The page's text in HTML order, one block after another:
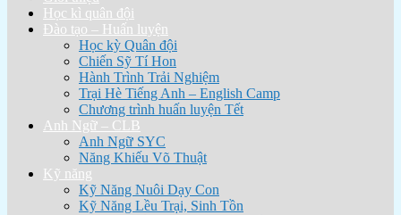
Học kì quân đội
Đào tạo – Huấn luyện
Học kỳ Quân đội
Chiến Sỹ Tí Hon
Hành Trình Trải Nghiệm
Trại Hè Tiếng Anh – English Camp
Chương trình huấn luyện Tết
Anh Ngữ – CLB
Anh Ngữ SYC
Năng Khiếu Võ Thuật
Kỹ năng
Kỹ Năng Nuôi Dạy Con
Kỹ Năng Lều Trại, Sinh Tồn